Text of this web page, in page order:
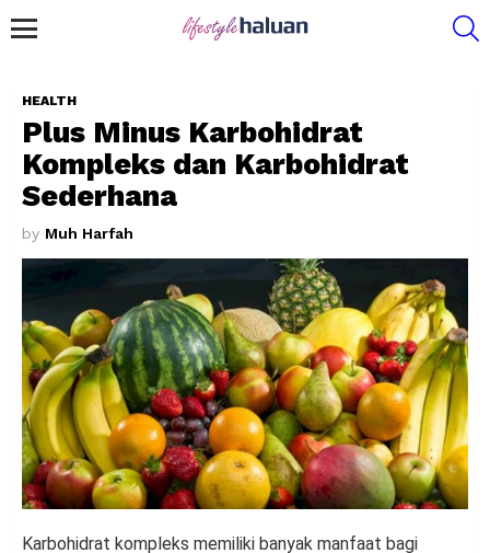
HEALTH
Plus Minus Karbohidrat
Kompleks dan Karbohidrat
Sederhana
by Muh Harfah
Karbohidrat kompleks memiliki banyak manfaat bagi